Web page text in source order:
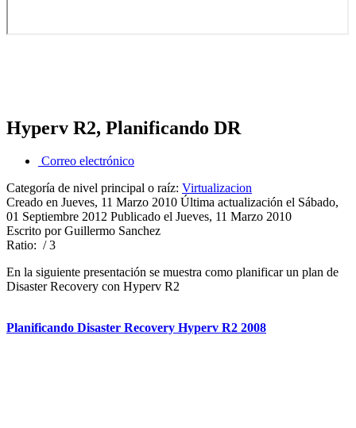
Hyperv R2, Planificando DR
Correo electrónico
Categoría de nivel principal o raíz: Virtualizacion
Creado en Jueves, 11 Marzo 2010 Última actualización el Sábado,
01 Septiembre 2012 Publicado el Jueves, 11 Marzo 2010
Escrito por Guillermo Sanchez
Ratio: / 3
En la siguiente presentación se muestra como planificar un plan de
Disaster Recovery con Hyperv R2
Planificando Disaster Recovery Hyperv R2 2008